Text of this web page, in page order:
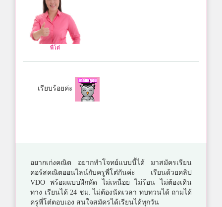
พี่โต๋
เรียบร้อยค่ะ
อยากเก่งคณิต อยากทำโจทย์แบบนี้ได้ มาสมัครเรียน
คอร์สคณิตออนไลน์กับครูพี่โต๋กันค่ะ เรียนด้วยคลิป
VDO พร้อมแบบฝึกหัด ไม่เหนื่อย ไม่ร้อน ไม่ต้องเดิน
ทาง เรียนได้ 24 ชม. ไม่ต้องนัดเวลา ทบทวนได้ ถามได้
ครูพี่โต๋ตอบเอง สนใจสมัครได้เรียนได้ทุกวัน